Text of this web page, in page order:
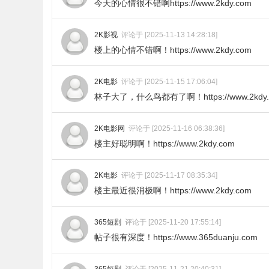
今天的心情很不错啊https://www.2kdy.com
2K影视 评论于 [2025-11-13 14:28:18]
楼上的心情不错啊！https://www.2kdy.com
2K电影 评论于 [2025-11-15 17:06:04]
林子大了，什么鸟都有了啊！https://
2K电影网 评论于 [2025-11-16 06:38:36]
楼主好聪明啊！https://www.2kdy.com
2K电影 评论于 [2025-11-17 08:35:34]
楼主最近很消极啊！https://www.2kdy.com
365短剧 评论于 [2025-11-20 17:55:14]
帖子很有深度！https://www.365duanju.com